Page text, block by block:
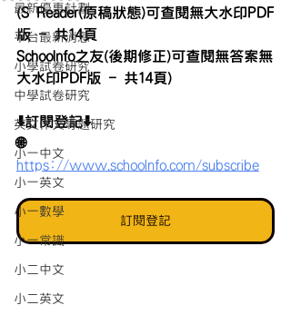
最新優惠計劃
平台最新消息
小學試卷研究
中學試卷研究
英文作文專題研究
小一中文
小一英文
小一數學
小一常識
小二中文
小二英文
(S Reader(原稿狀態)可查閱無大水印PDF
版 - 共14頁
Schoolnfo之友(後期修正)可查閱無答案無
大水印PDF版 - 共14頁)
⬇️訂閱登記⬇️
🌐
https://www.schoolnfo.com/subscribe
訂閱登記